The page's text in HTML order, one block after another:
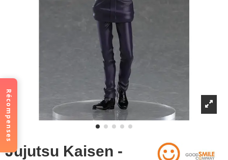
Jujutsu Kaisen -
Récompenses